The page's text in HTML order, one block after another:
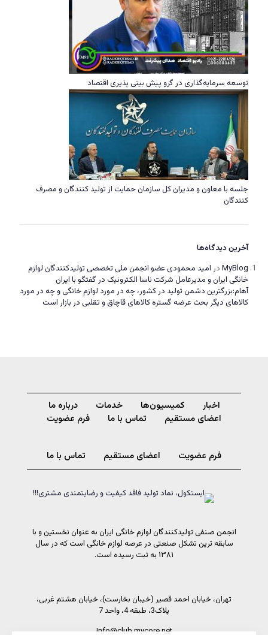
توسعه سرمایه‌گذاری در گرو پیش بینی پذیری اقتصاد
جلسه با معاون و مدیران کل سازمان حمایت از تولید کنندگان و مصرف
کنندگان
آخرین دیدگاه‌ها
MyBlog در امید محمودی عضو انجمن ملی تخصصی تولیدکنندگان لوازم
خانگی ایران و مدیرعامل شرکت ناسا الکترونیک در گفتگو با ایران
آهام:بزرگترین دشمن تولید در کشور، چه در مورد لوازم خانگی و چه در مورد
کالاهای دیگر بحث عرضه گستره کالاهای قاچاق و تقلبی در بازار است
اخبار کمیسیون‌ها خدمات
درباره ما
اعضای مستقیم
تماس با ما فرم عضویت
فرم عضویت اعضای مستقیم تماس با ما
انجمن صنفی تولیدکنندگان لوازم خانگی ایران به عنوان نخستین و با
سابقه ترین تشکل صنعتی در عرصه لوازم خانگی است که در سال
۱۳۸۱ به ثبت رسیده است.
تهران، خیابان احمد قصیر (خیبان بخارست)، خیابان هشتم غربی،
پلاک3، طبقه 4، واحد 7
Info@club.mycore.net